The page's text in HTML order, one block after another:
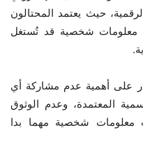
حيث يعتمد المحتالون
معلومات شخصية قد تُستغل
على أهمية عدم مشاركة أي
المعتمدة، وعدم الوثوق
معلومات شخصية مهما بدا